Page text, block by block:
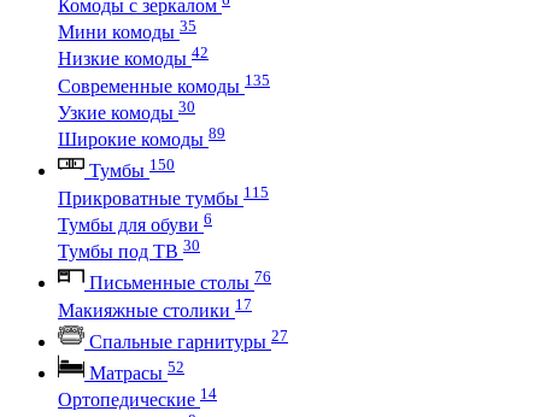
Комоды с зеркалом
Мини комоды 35
Низкие комоды 42
Современные комоды 135
Узкие комоды 30
Широкие комоды 89
Тумбы 150
Прикроватные тумбы 115
Тумбы для обуви 6
Тумбы под ТВ 30
Письменные столы 76
Макияжные столики 17
Спальные гарнитуры 27
Матрасы 52
Ортопедические 14